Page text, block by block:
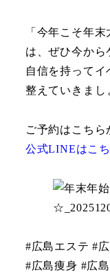
「今年こそ年
は、ぜひ今から
自信を持って
整えていきまし
ご予約はこちら
公式LINEはこ
#広島エステ #
#広島痩身 #広